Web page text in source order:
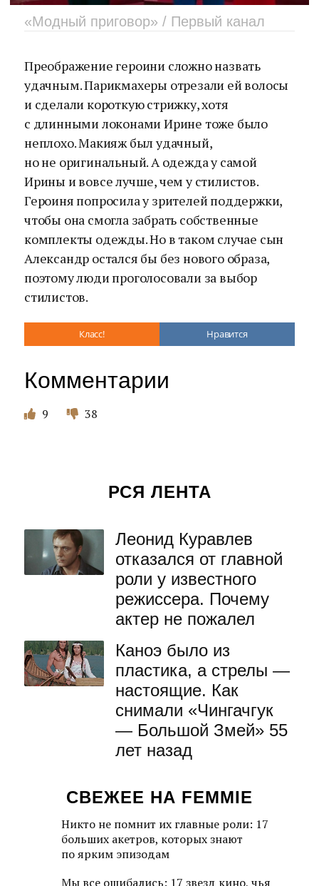
«Модный приговор» / Первый канал
Преображение героини сложно назвать
удачным. Парикмахеры отрезали ей волосы
и сделали короткую стрижку, хотя
с длинными локонами Ирине тоже было
неплохо. Макияж был удачный,
но не оригинальный. А одежда у самой
Ирины и вовсе лучше, чем у стилистов.
Героиня попросила у зрителей поддержки,
чтобы она смогла забрать собственные
комплекты одежды. Но в таком случае сын
Александр остался бы без нового образа,
поэтому люди проголосовали за выбор
стилистов.
Класс! Нравится
Комментарии
9 38
РСЯ ЛЕНТА
Леонид Куравлев
отказался от главной
роли у известного
режиссера. Почему
актер не пожалел
Каноэ было из
пластика, а стрелы —
настоящие. Как
снимали «Чингачгук
— Большой Змей» 55
лет назад
СВЕЖЕЕ НА FEMMIE
Никто не помнит их главные роли: 17
больших акетров, которых знают
по ярким эпизодам
Мы все ошибались: 17 звезд кино, чья